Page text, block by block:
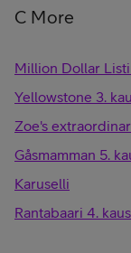
C More
Million Dollar
Yellowstone 3.
Zoe's
Gåsmamman 5.
Karuselli
Rantabaari 4.